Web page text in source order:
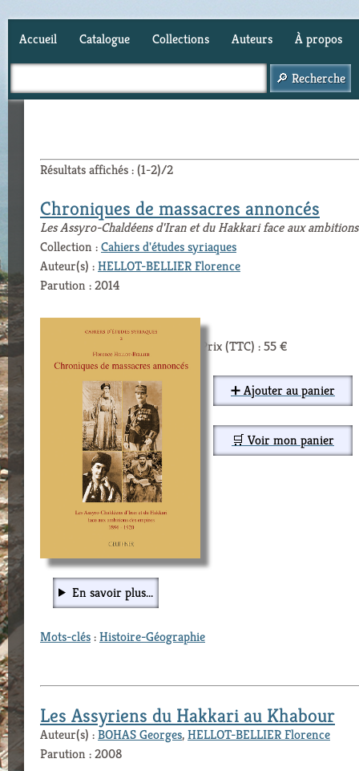
Accueil Catalogue Collections Auteurs À propos
Résultats affichés : (1-2)/2
Chroniques de massacres annoncés
Les Assyro-Chaldéens d'Iran et du Hakkari face aux
Collection :Cahiers d'études syriaques
Auteur(s) :HELLOT-BELLIER Florence
Parution : 2014
Prix (TTC) : 55 €
➕ Ajouter au panier
🛒 Voir mon panier
En savoir plus...
Mots-clés:Histoire-Géographie
Les Assyriens du Hakkari au Khabour
Auteur(s) :BOHAS Georges,HELLOT-BELLIER Florence
Parution : 2008